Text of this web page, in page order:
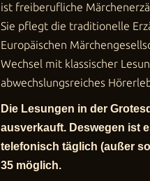
ist freiberufliche
Sie pflegt die traditionelle
Europäischen
Wechsel mit klassischer
abwechslungsreiches
Die Lesungen in der
ausverkauft. Deswegen ist
telefonisch täglich (außer
35 möglich.